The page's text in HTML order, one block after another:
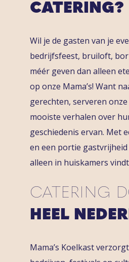
CATERING?
Wil je de gasten van je
bedrijfsfeest, bruiloft,
méér geven dan alleen
op onze Mama’s! Want
gerechten, serveren onze
mooiste verhalen over
geschiedenis ervan. Met
en een portie
alleen in huiskamers
CATERING
HEEL
Mama’s Koelkast